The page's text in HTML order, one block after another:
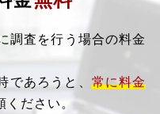
調査を行う場合の料金
であろうと、 常に料金
ださい。